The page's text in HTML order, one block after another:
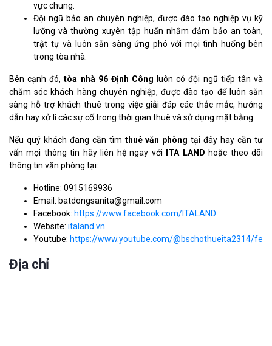
vực chung.
Đội ngũ bảo an chuyên nghiệp, được đào tạo nghiệp vụ kỹ
lưỡng và thường xuyên tập huấn nhằm đảm bảo an toàn,
trật tự và luôn sẵn sàng ứng phó với mọi tình huống bên
trong tòa nhà.
Bên cạnh đó,tòa nhà 96 Định Công luôn có đội ngũ tiếp tân và
chăm sóc khách hàng chuyên nghiệp, được đào tạo để luôn sẵn
sàng hỗ trợ khách thuê trong việc giải đáp các thắc mắc, hướng
dẫn hay xử lí các sự cố trong thời gian thuê và sử dụng mặt bằng.
Nếu quý khách đang cần tìm thuê văn phòng tại đây hay cần tư
vấn mọi thông tin hãy liên hệ ngay với
ITA LAND hoặc theo dõi
thông tin văn phòng tại:
Hotline: 0915169936
Email: batdongsanita@gmail.com
Facebook: https://www.facebook.com/ITALAND
Website: italand.vn
Youtube: https://www.youtube.com/@bschothueita2314/
Địa chỉ